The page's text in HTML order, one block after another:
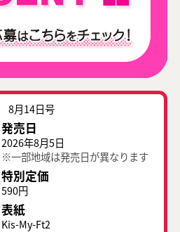
8月14日号
発売日
2026年8月5日
※一部地域は発売日が異なります
特別定価
590円
表紙
Kis-My-Ft2